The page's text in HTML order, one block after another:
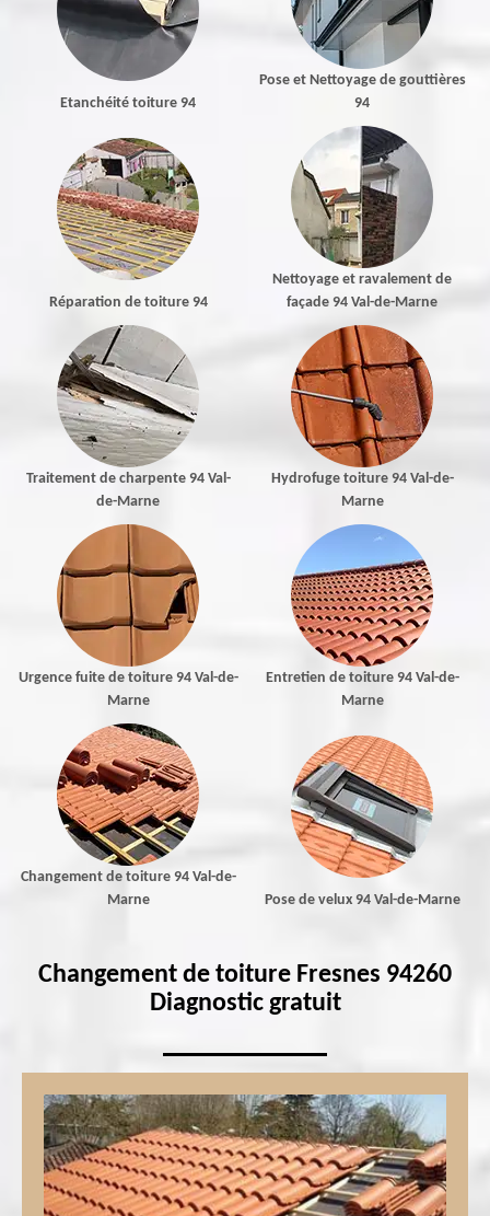
Etanchéité toiture 94
Pose et Nettoyage de gouttières
94
Réparation de toiture 94
Nettoyage et ravalement de
façade 94 Val-de-Marne
Traitement de charpente 94 Val-
de-Marne
Hydrofuge toiture 94 Val-de-
Marne
Urgence fuite de toiture 94 Val-de-
Marne
Entretien de toiture 94 Val-de-
Marne
Changement de toiture 94 Val-de-
Marne
Pose de velux 94 Val-de-Marne
Changement de toiture Fresnes 94260
Diagnostic gratuit